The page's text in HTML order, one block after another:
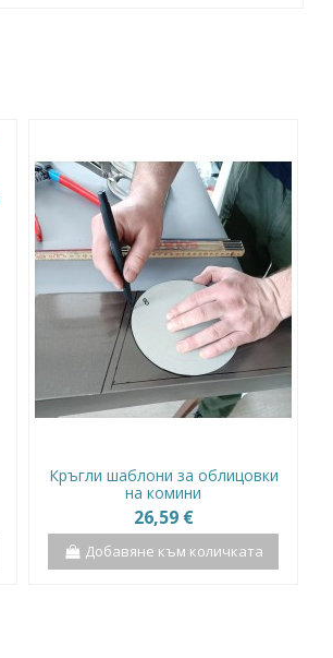
Кръгли шаблони за облицовки
на комини
26,59 €
Добавяне към количката